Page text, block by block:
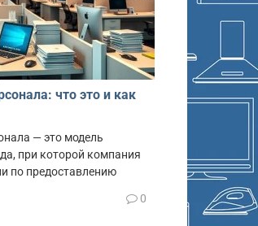
что это и как
— это модель
при которой компания
по предоставлению
0